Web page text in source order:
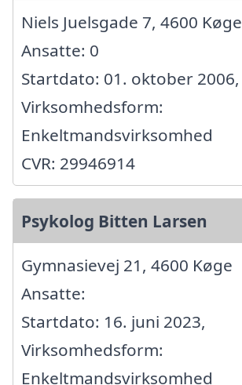
Niels Juelsgade 7, 4600 Køge
Ansatte: 0
Startdato: 01. oktober 2006,
Virksomhedsform:
Enkeltmandsvirksomhed
CVR: 29946914
Psykolog Bitten Larsen
Gymnasievej 21, 4600 Køge
Ansatte:
Startdato: 16. juni 2023,
Virksomhedsform:
Enkeltmandsvirksomhed